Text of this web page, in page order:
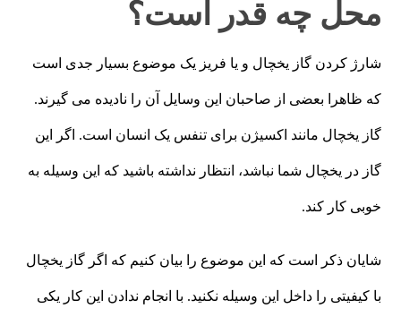
محل چه قدر است؟
شارژ کردن گاز یخچال و یا فریز یک موضوع بسیار جدی است
که ظاهرا بعضی از صاحبان این وسایل آن را نادیده می گیرند.
گاز یخچال مانند اکسیژن برای تنفس یک انسان است. اگر این
گاز در یخچال شما نباشد، انتظار نداشته باشید که این وسیله به
خوبی کار کند.
شایان ذکر است که این موضوع را بیان کنیم که اگر گاز یخچال
با کیفیتی را داخل این وسیله نکنید. با انجام ندادن این کار یکی